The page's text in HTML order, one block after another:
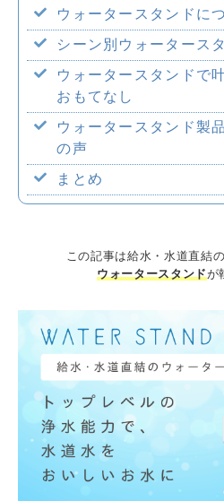
企業情
採用情
ウォータースタンドに
シーン別ウォータース
ウォータースタンドで
おもてなし
ウォータースタンド製
の声
まとめ
この記事は給水・水道直結
ウォータースタンドが